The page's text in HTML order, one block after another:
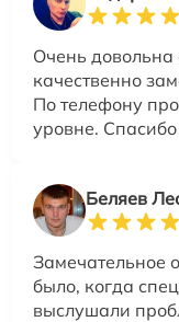
Очень довольна
качественно
По телефону
уровне.
Беляев
Замечательное
было, когда
выслушали